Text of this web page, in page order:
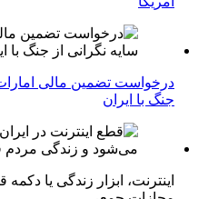
درخواست تضمین مالی امارات
جنگ با ایران
اینترنت، ابزار زندگی یا